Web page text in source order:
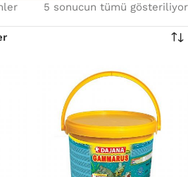
5 sonucun tümü gösteriliyor